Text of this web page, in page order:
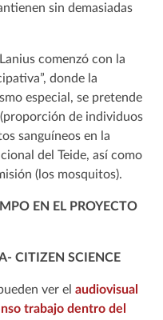
sin demasiadas
comenzó con la
donde la
especial, se pretende
de individuos
sanguíneos en la
del Teide, así como
(los mosquitos).
EN EL PROYECTO
CITIZEN SCIENCE
ver el audiovisual
trabajo dentro del